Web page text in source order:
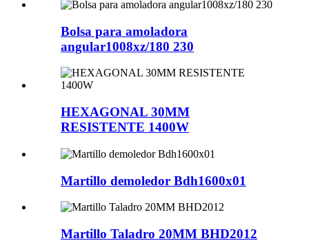
Bolsa para amoladora
angular1008xz/180 230
HEXAGONAL 30MM
RESISTENTE 1400W
Martillo demoledor Bdh1600x01
Martillo Taladro 20MM BHD2012